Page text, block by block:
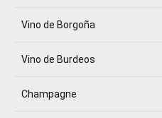
Vino de Borgoña
Vino de Burdeos
Champagne